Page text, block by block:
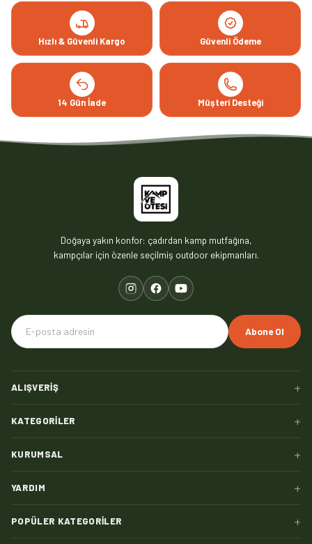
Hızlı & Güvenli Kargo Güvenli Ödeme
14 Gün İade Müşteri Desteği
Doğaya yakın konfor: çadırdan kamp mutfağına,
kampçılar için özenle seçilmiş outdoor ekipmanları.
Abone Ol
ALIŞVERIŞ +
KATEGORILER +
KURUMSAL +
YARDIM +
POPÜLER KATEGORILER +